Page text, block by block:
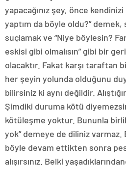
yapacağınız şey, önce
yaptım da böyle oldu?” demek,
suçlamak ve “Niye böylesin?
eskisi gibi olmalısın” gibi bir
olacaktır. Fakat karşı taraftan
her şeyin yolunda olduğunu
bilirsiniz ki aynı değildir.
Şimdiki duruma kötü
kötüleşme yoktur. Bununla
yok” demeye de diliniz
böyle devam ettikten sonra
alışırsınız. Belki